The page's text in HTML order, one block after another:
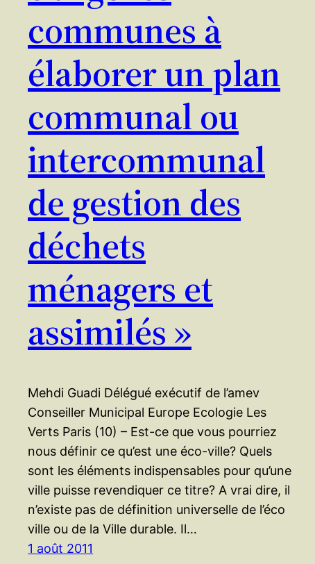
communes à
élaborer un plan
communal ou
intercommunal
de gestion des
déchets
ménagers et
assimilés »
Mehdi Guadi Délégué exécutif de l’amev
Conseiller Municipal Europe Ecologie Les
Verts Paris (10) – Est-ce que vous pourriez
nous définir ce qu’est une éco-ville? Quels
sont les éléments indispensables pour qu’une
ville puisse revendiquer ce titre? A vrai dire, il
n’existe pas de définition universelle de l’éco
ville ou de la Ville durable. Il…
1 août 2011